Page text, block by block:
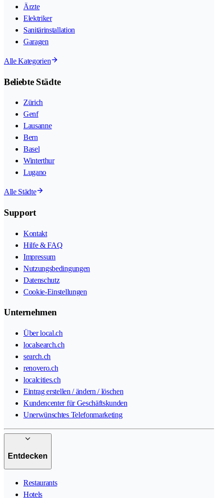
Ärzte
Elektriker
Sanitärinstallation
Garagen
Alle Kategorien
Beliebte Städte
Zürich
Genf
Lausanne
Bern
Basel
Winterthur
Lugano
Alle Städte
Support
Kontakt
Hilfe & FAQ
Impressum
Nutzungsbedingungen
Datenschutz
Cookie-Einstellungen
Unternehmen
Über local.ch
localsearch.ch
search.ch
renovero.ch
localcities.ch
Eintrag erstellen / ändern / löschen
Kundencenter für Geschäftskunden
Unerwünschtes Telefonmarketing
Entdecken
Restaurants
Hotels